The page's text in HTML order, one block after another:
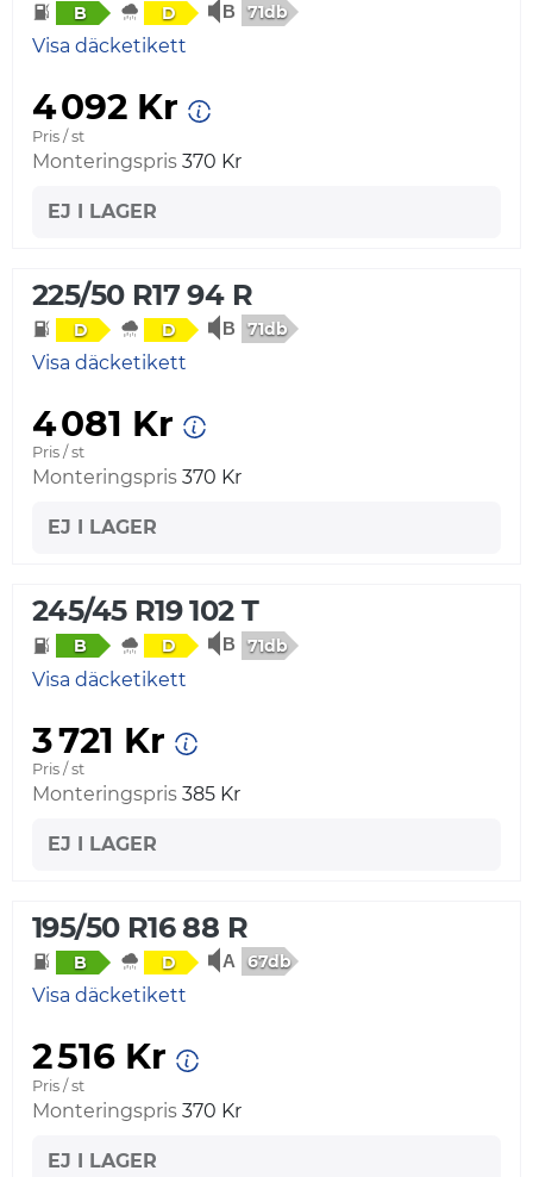
B D 71db
Visa däcketikett
4 092 Kr
Pris / st
Monteringspris 370 Kr
EJ I LAGER
225/50 R17 94 R
D D 71db
Visa däcketikett
4 081 Kr
Pris / st
Monteringspris 370 Kr
EJ I LAGER
245/45 R19 102 T
B D 71db
Visa däcketikett
3 721 Kr
Pris / st
Monteringspris 385 Kr
EJ I LAGER
195/50 R16 88 R
B D 67db
Visa däcketikett
2 516 Kr
Pris / st
Monteringspris 370 Kr
EJ I LAGER